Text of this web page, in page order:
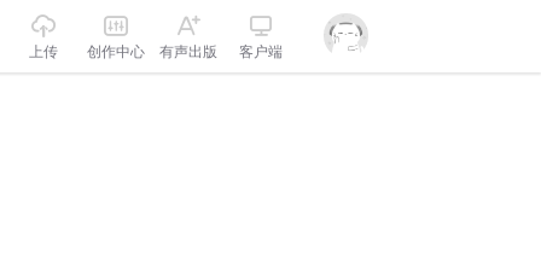
上传 创作中心 有声出版 客户端